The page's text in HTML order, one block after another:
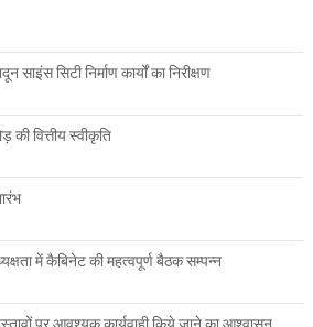
साइंस सिटी निर्माण कार्यों का निरीक्षण
की वित्तीय स्वीकृति
में कैबिनेट की महत्वपूर्ण बैठक सम्पन्न